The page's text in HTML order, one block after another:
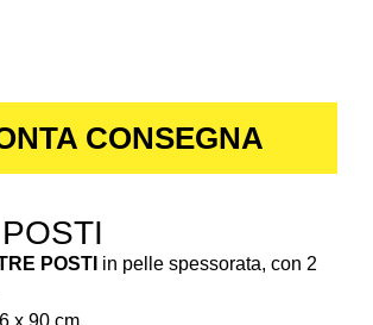
CONSEGNA
POSTI in pelle spessorata, con 2
x 90 cm.